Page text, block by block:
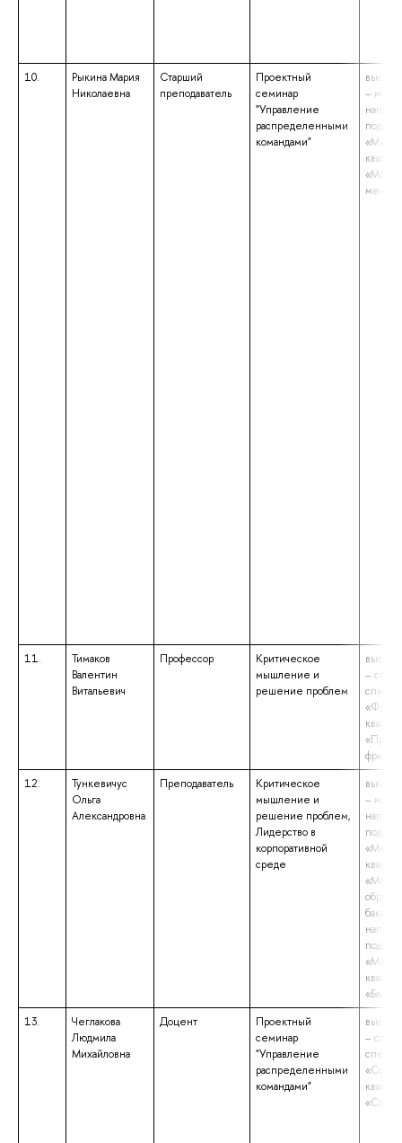
10.
Рыкина Мария
Николаевна
Старший
преподаватель
Проектный
семинар
"Управление
распределенными
командами"
–
11.
Тимаков
Валентин
Витальевич
Профессор
Критическое
мышление и
решение проблем
–
12.
Тункевичус
Ольга
Александровна
Преподаватель
Критическое
мышление и
решение проблем,
Лидерство в
корпоративной
среде
–
13.
Чеглакова
Людмила
Михайловна
Доцент
Проектный
семинар
"Управление
распределенными
командами"
–